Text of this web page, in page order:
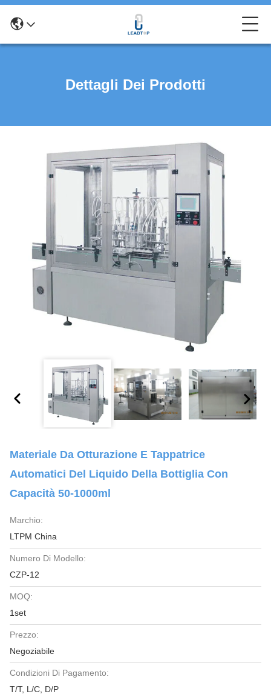
Dettagli Dei Prodotti
Materiale Da Otturazione E Tappatrice
Automatici Del Liquido Della Bottiglia Con
Capacità 50-1000ml
Marchio:
LTPM China
Numero Di Modello:
CZP-12
MOQ:
1set
Prezzo:
Negoziabile
Condizioni Di Pagamento:
T/T, L/C, D/P